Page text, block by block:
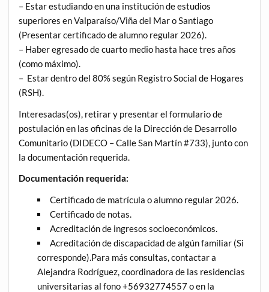
– Estar estudiando en una institución de estudios
superiores en Valparaíso/Viña del Mar o Santiago
(Presentar certificado de alumno regular 2026).
– Haber egresado de cuarto medio hasta hace tres años
(como máximo).
– Estar dentro del 80% según Registro Social de Hogares
(RSH).
Interesadas(os), retirar y presentar el formulario de
postulación en las oficinas de la Dirección de Desarrollo
Comunitario (DIDECO – Calle San Martín #733), junto con
la documentación requerida.
Documentación requerida:
Certificado de matrícula o alumno regular 2026.
Certificado de notas.
Acreditación de ingresos socioeconómicos.
Acreditación de discapacidad de algún familiar (Si
corresponde).Para más consultas, contactar a
Alejandra Rodríguez, coordinadora de las residencias
universitarias al fono +56932774557 o en la